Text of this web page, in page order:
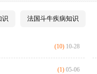
识 法国斗牛疾病知识
(10) 10-28
(1) 05-06